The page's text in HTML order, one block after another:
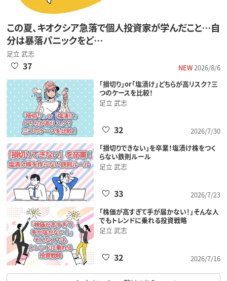
この夏、キオクシア急落で個人投資家が学んだこと…自
分は暴落パニックをど…
足立 武志
NEW2026/8/6
37
「損切り」or「塩漬け」どちらが高リスク？三
つのケースを比較！
足立 武志
2026/7/30
32
「損切りできない」を卒業！塩漬け株をつく
らない鉄則ルール
足立 武志
2026/7/23
33
「株価が高すぎて手が届かない！」そんな人
でもトレンドに乗れる投資戦略
足立 武志
2026/7/16
32